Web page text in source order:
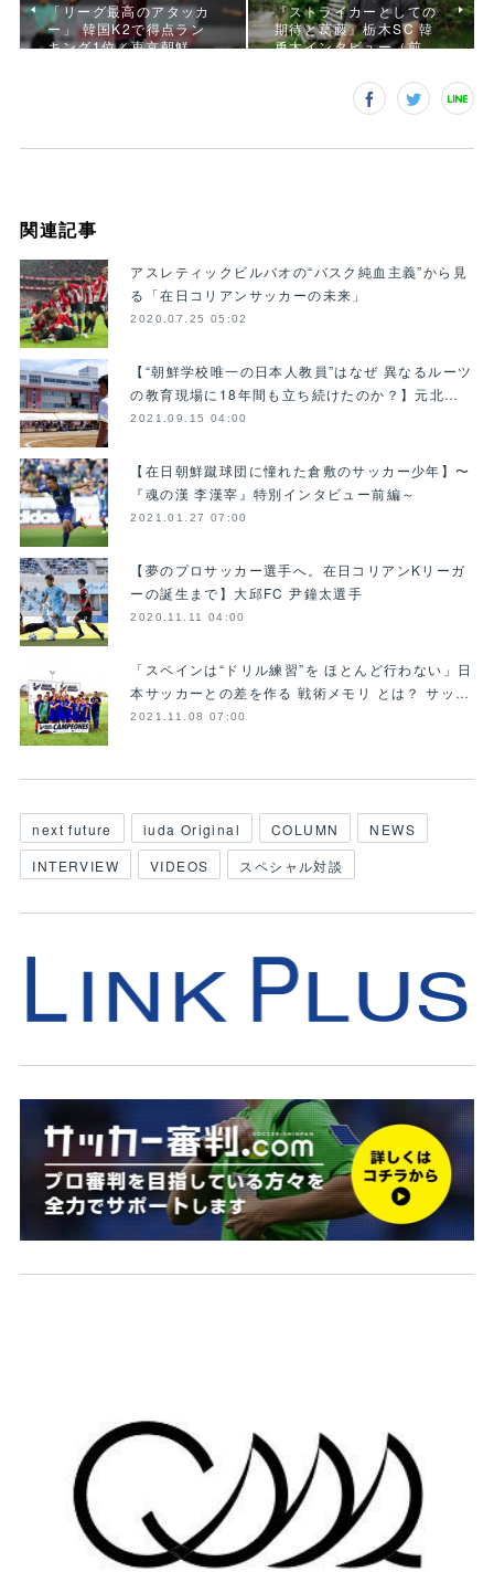
「リーグ最高のアタッカ
ー」 韓国K2で得点ラン
キング1位／東京朝鮮…
『ストライカーとしての
期待と葛藤』栃木SC 韓
勇太インタビュー（前…
関連記事
アスレティックビルバオの“バスク純血主義”から見
る「在日コリアンサッカーの未来」
2020.07.25 05:02
【“朝鮮学校唯一の日本人教員”はなぜ 異なるルーツ
の教育現場に18年間も立ち続けたのか？】元北…
2021.09.15 04:00
【在日朝鮮蹴球団に憧れた倉敷のサッカー少年】〜
『魂の漢 李漢宰』特別インタビュー前編～
2021.01.27 07:00
【夢のプロサッカー選手へ。在日コリアンKリーガ
ーの誕生まで】大邱FC 尹鐘太選手
2020.11.11 04:00
「スペインは“ドリル練習”を ほとんど行わない」日
本サッカーとの差を作る 戦術メモリ とは？ サッ…
2021.11.08 07:00
next future iuda Original COLUMN
NEWS
INTERVIEW
VIDEOS スペシャル対談